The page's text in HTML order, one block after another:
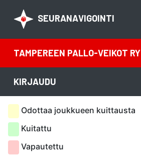
SEURANAVIGOINTI
TAMPEREEN PALLO-VEIKOT RY
KIRJAUDU